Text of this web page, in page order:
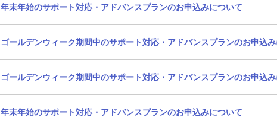
年末年始のサポート対応・アドバンスプランのお申込みについて
ゴールデンウィーク期間中のサポート対応・アドバンスプランのお申込
ゴールデンウィーク期間中のサポート対応・アドバンスプランのお申込
年末年始のサポート対応・アドバンスプランのお申込みについて